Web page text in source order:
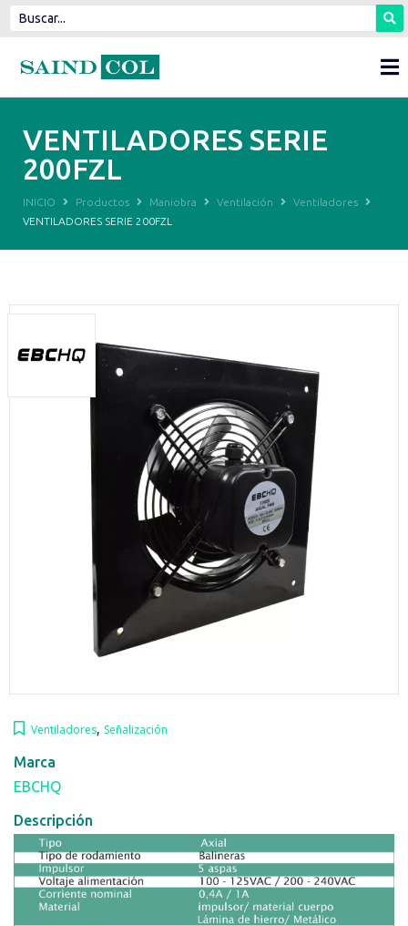
VENTILADORES SERIE
200FZL
INICIO Productos Maniobra Ventilación
Ventiladores
VENTILADORES SERIE 200FZL
Ventiladores, Señalización
Marca
EBCHQ
Descripción